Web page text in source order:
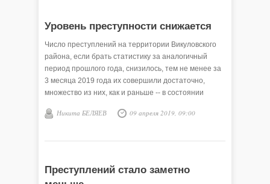
Уровень преступности снижается
Число преступлений на территории Викуловского
района, если брать статистику за аналогичный
период прошлого года, снизилось, тем не менее за
3 месяца 2019 года их совершили достаточно,
множество из них, как и раньше -- в состоянии
Никита БЕЛЯЕВ 09 апреля 2019, 09:00
Преступлений стало заметно